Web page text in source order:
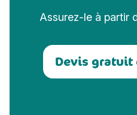
Assurez-le à partir
Devis gratuit